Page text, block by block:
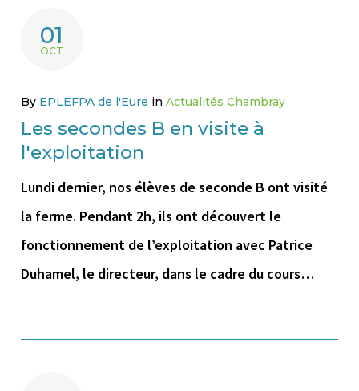
01
OCT
By EPLEFPA de l'Eure in Actualités Chambray
Les secondes B en visite à
l'exploitation
Lundi dernier, nos élèves de seconde B ont visité
la ferme. Pendant 2h, ils ont découvert le
fonctionnement de l’exploitation avec Patrice
Duhamel, le directeur, dans le cadre du cours…